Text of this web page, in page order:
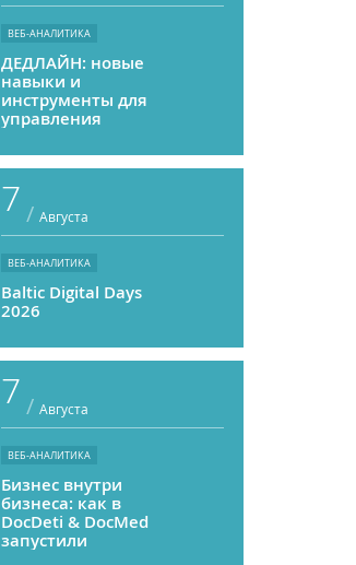
ВЕБ-АНАЛИТИКА
ДЕДЛАЙН: новые
навыки и
инструменты для
управления
7 / Августа
ВЕБ-АНАЛИТИКА
Baltic Digital Days
2026
7 / Августа
ВЕБ-АНАЛИТИКА
Бизнес внутри
бизнеса: как в
DocDeti & DocMed
запустили